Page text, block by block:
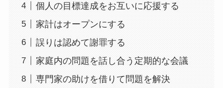
個人の目標達成をお互いに応援する
家計はオープンにする
誤りは認めて謝罪する
家庭内の問題を話し合う定期的な会議
専門家の助けを借りて問題を解決